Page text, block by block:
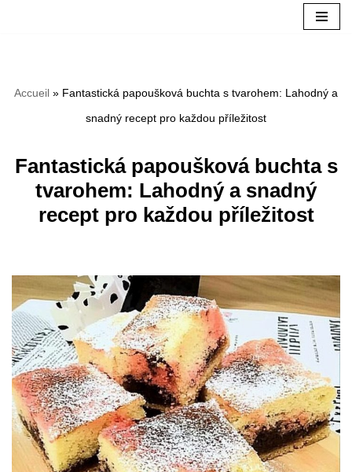
contenu
Accueil » Fantastická papoušková buchta s tvarohem: Lahodný a
snadný recept pro každou příležitost
Fantastická papoušková buchta s
tvarohem: Lahodný a snadný
recept pro každou příležitost